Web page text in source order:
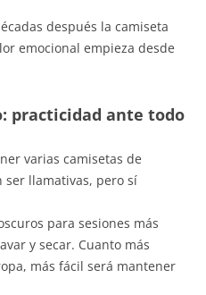
después la camiseta
emocional empieza desde
practicidad ante todo
varias camisetas de
llamativas, pero sí
para sesiones más
y secar. Cuanto más
más fácil será mantener